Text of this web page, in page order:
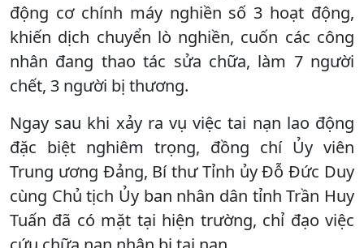
động cơ chính máy nghiền số 3 hoạt động,
khiến dịch chuyển lò nghiền, cuốn các công
nhân đang thao tác sửa chữa, làm 7 người
chết, 3 người bị thương.
Ngay sau khi xảy ra vụ việc tai nạn lao động
đặc biệt nghiêm trọng, đồng chí Ủy viên
Trung ương Đảng, Bí thư Tỉnh ủy Đỗ Đức Duy
cùng Chủ tịch Ủy ban nhân dân tỉnh Trần Huy
Tuấn đã có mặt tại hiện trường, chỉ đạo việc